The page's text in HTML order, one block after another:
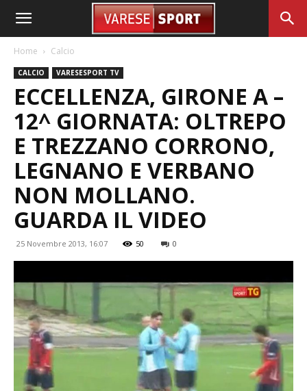
Home Calcio
CALCIO VARESESPORT TV
ECCELLENZA, GIRONE A –
12^ GIORNATA: OLTREPO
E TREZZANO CORRONO,
LEGNANO E VERBANO
NON MOLLANO.
GUARDA IL VIDEO
25 Novembre 2013, 16:07 50 0